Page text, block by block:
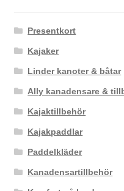
Presentkort
Kajaker
Linder kanoter & båtar
Ally kanadensare &
Kajaktillbehör
Kajakpaddlar
Paddelkläder
Kanadensartillbehör